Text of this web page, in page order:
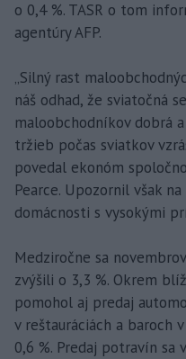
o 0,4 %. TASR o tom
agentúry AFP.
„Silný rast
náš odhad, že sviatočná
maloobchodníkov dobrá
tržieb počas sviatkov
povedal ekonóm
Pearce. Upozornil však
domácnosti s vysokými
Medziročne sa
zvýšili o 3,3 %. Okrem
pomohol aj predaj
v reštauráciách a baroch
0,6 %. Predaj potravín sa